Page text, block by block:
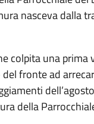
nasceva dalla
colpita una
del fronte ad
della